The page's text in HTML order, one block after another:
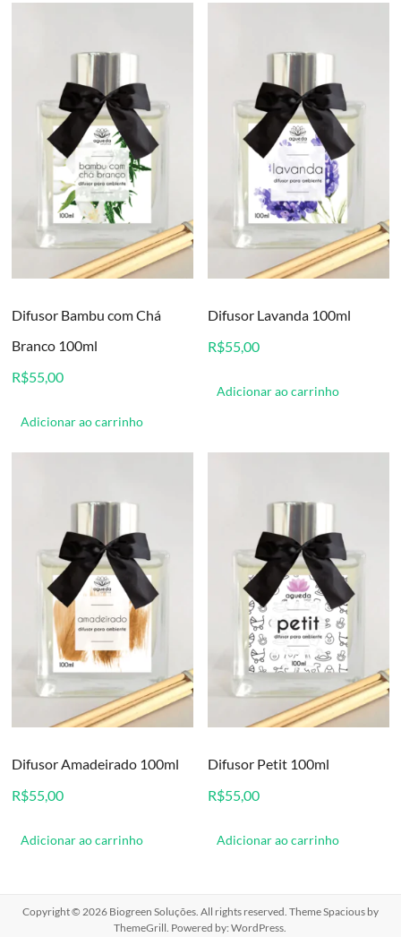
Difusor Bambu com Chá
Branco 100ml
R$55,00
Adicionar ao carrinho
Difusor Lavanda 100ml
R$55,00
Adicionar ao carrinho
Difusor Amadeirado 100ml
R$55,00
Adicionar ao carrinho
Difusor Petit 100ml
R$55,00
Adicionar ao carrinho
Copyright © 2026 Biogreen Soluções. All rights reserved. ThemeSpaciousby
ThemeGrill. Powered by:WordPress.